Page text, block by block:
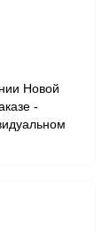
Новой
-